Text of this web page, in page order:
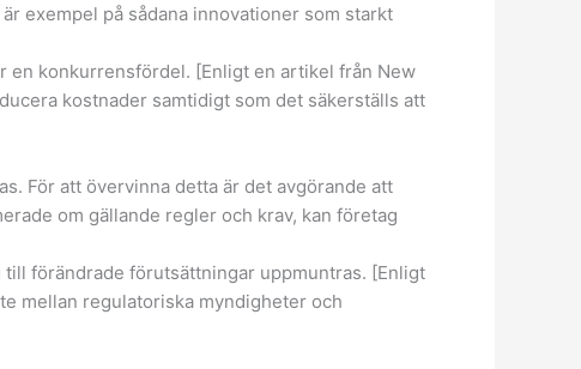
exempel på sådana innovationer som starkt
en konkurrensfördel. [Enligt en artikel från New
kostnader samtidigt som det säkerställs att
För att övervinna detta är det avgörande att
om gällande regler och krav, kan företag
förändrade förutsättningar uppmuntras. [Enligt
mellan regulatoriska myndigheter och